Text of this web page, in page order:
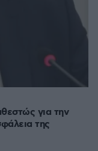
για την
της